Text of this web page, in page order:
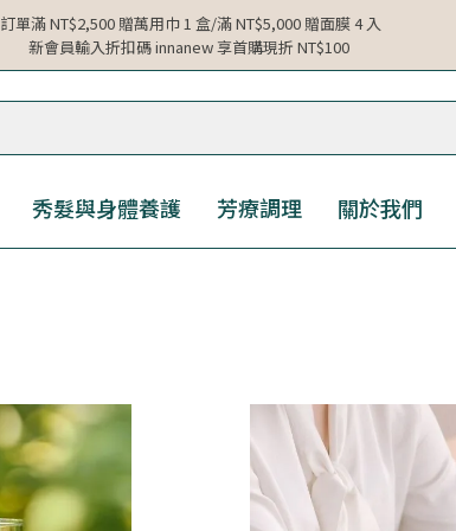
訂單滿 NT$2,500 贈萬用巾 1 盒/滿 NT$5,000 贈面膜 4 入
新會員輸入折扣碼 innanew 享首購現折 NT$100
秀髮與身體養護 芳療調理 關於我們